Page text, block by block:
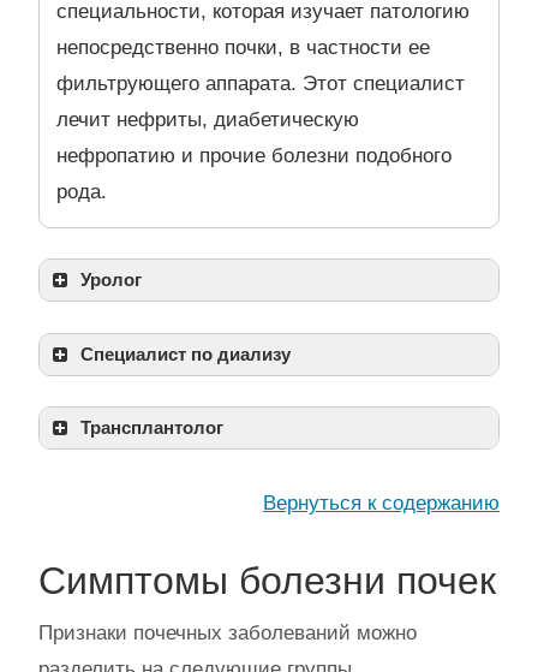
специальности, которая изучает патологию
непосредственно почки, в частности ее
фильтрующего аппарата. Этот специалист
лечит нефриты, диабетическую
нефропатию и прочие болезни подобного
рода.
Уролог
Специалист по диализу
Трансплантолог
Вернуться к содержанию
Симптомы болезни почек
Признаки почечных заболеваний можно